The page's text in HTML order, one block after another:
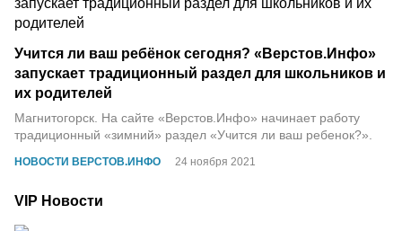
НОВОСТИ ВЕРСТОВ.ИНФО 24 ноября 2021
Учится ли ваш ребёнок сегодня? «Верстов.Инфо»
запускает традиционный раздел для школьников и
их родителей
Магнитогорск. На сайте «Верстов.Инфо» начинает работу
традиционный «зимний» раздел «Учится ли ваш ребенок?».
VIP Новости